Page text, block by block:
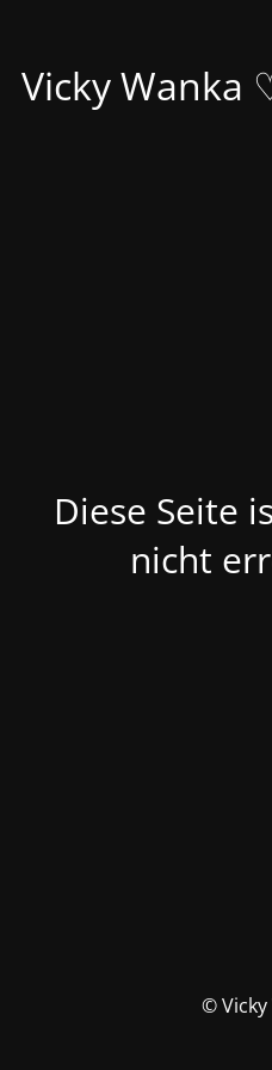
Vicky Wanka
Diese Seite
nicht
© Vicky